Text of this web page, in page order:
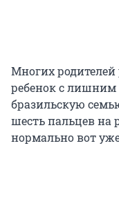
Многих родителей
ребенок с лишним
бразильскую
шесть пальцев на
нормально вот